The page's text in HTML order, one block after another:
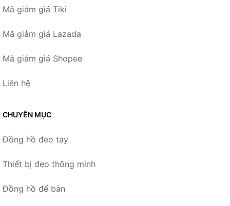
Mã giảm giá Tiki
Mã giảm giá Lazada
Mã giảm giá Shopee
Liên hệ
CHUYÊN MỤC
Đồng hồ đeo tay
Thiết bị đeo thông minh
Đồng hồ để bàn